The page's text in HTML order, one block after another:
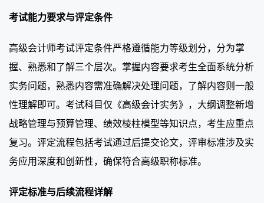
考试能力要求与评定条件
高级会计师考试评定条件严格遵循能力等级划分，分为掌
握、熟悉和了解三个层次。掌握内容要求考生全面系统分析
实务问题，熟悉内容需准确解决处理问题，了解内容则一般
性理解即可。考试科目仅《高级会计实务》，大纲调整新增
战略管理与预算管理、绩效棱柱模型等知识点，考生应重点
复习。评定流程包括考试通过后提交论文，评审标准涉及实
务应用深度和创新性，确保符合高级职称标准。
评定标准与后续流程详解